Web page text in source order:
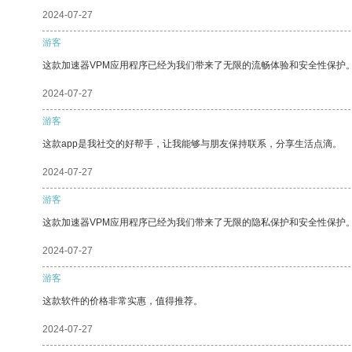
2024-07-27
游客
这款加速器VPM应用程序已经为我们带来了无限的流畅体验和安全性保护
2024-07-27
游客
这款app是我社交的好帮手，让我能够与朋友保持联系，分享生活点滴。
2024-07-27
游客
这款加速器VPM应用程序已经为我们带来了无限的隐私保护和安全性保护
2024-07-27
游客
这款软件的价格非常实惠，值得推荐。
2024-07-27